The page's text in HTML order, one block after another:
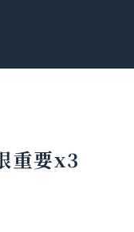
重要x3